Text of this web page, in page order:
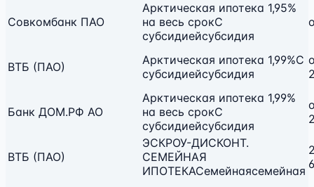
Совкомбанк ПАО
Арктическая ипотека 1,95%
на весь срокС
субсидиейсубсидия
ВТБ (ПАО) Арктическая ипотека 1,99%С
субсидиейсубсидия
Банк ДОМ.РФ АО
Арктическая ипотека 1,99%
на весь срокС
субсидиейсубсидия
ВТБ (ПАО)
ЭСКРОУ-ДИСКОНТ.
СЕМЕЙНАЯ
ИПОТЕКАСемейнаясемейная